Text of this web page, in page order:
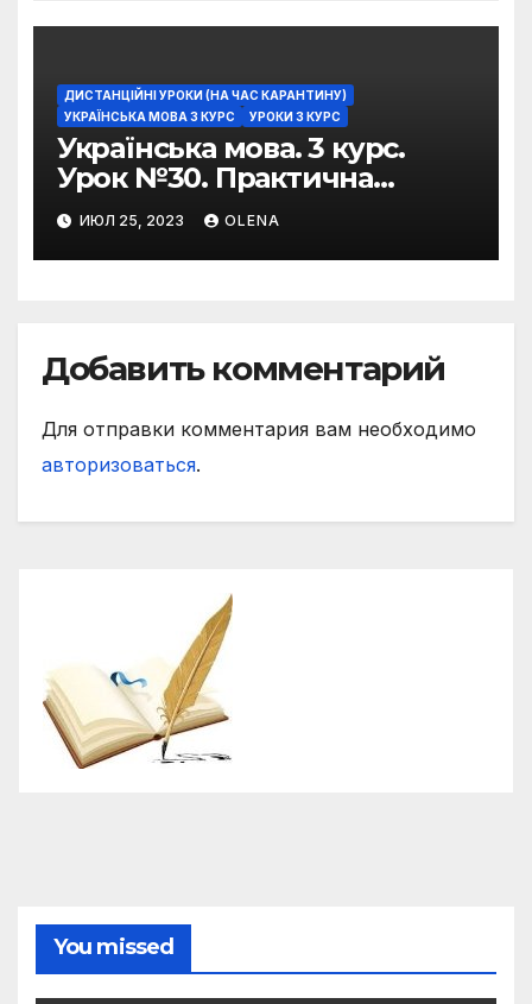
ДИСТАНЦІЙНІ УРОКИ (НА ЧАС КАРАНТИНУ)
УКРАЇНСЬКА МОВА 3 КУРС
УРОКИ 3 КУРС
Українська мова. 3 курс.
Урок №30. Практична
риторика. Оцінювальні
жанри. Характеристика
ИЮЛ 25, 2023 OLENA
Добавить комментарий
Для отправки комментария вам необходимо
авторизоваться.
You missed